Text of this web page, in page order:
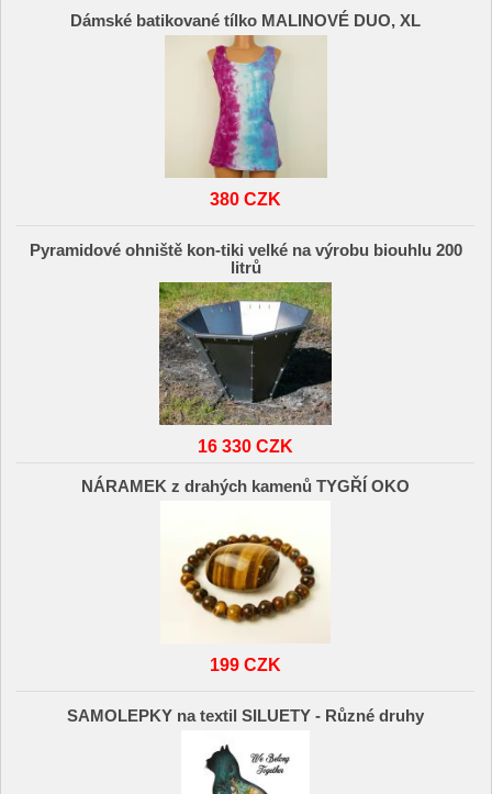
Dámské batikované tílko MALINOVÉ DUO, XL
380 CZK
Pyramidové ohniště kon-tiki velké na výrobu biouhlu 200
litrů
16 330 CZK
NÁRAMEK z drahých kamenů TYGŘÍ OKO
199 CZK
SAMOLEPKY na textil SILUETY - Různé druhy